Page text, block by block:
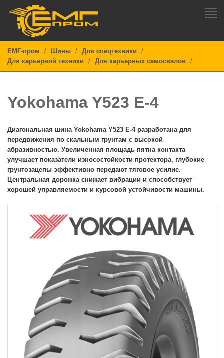
ЕМГ-пром Шины
Для спецтехники
Для карьерной техники
Для карьерных самосвалов
Yokohama Y523 E-4
Диагональная шина Yokohama Y523 E-4разработана для
передвижения по скальным грунтам с высокой
абразивностью. Увеличенная площадь пятна контакта
улучшает показатели износостойкости протектора, глубокие
грунтозацепы эффективно передают тяговое усилие.
Центральная дорожка снижает вибрации и способствует
хорошей управляемости и курсовой устойчивости машины.